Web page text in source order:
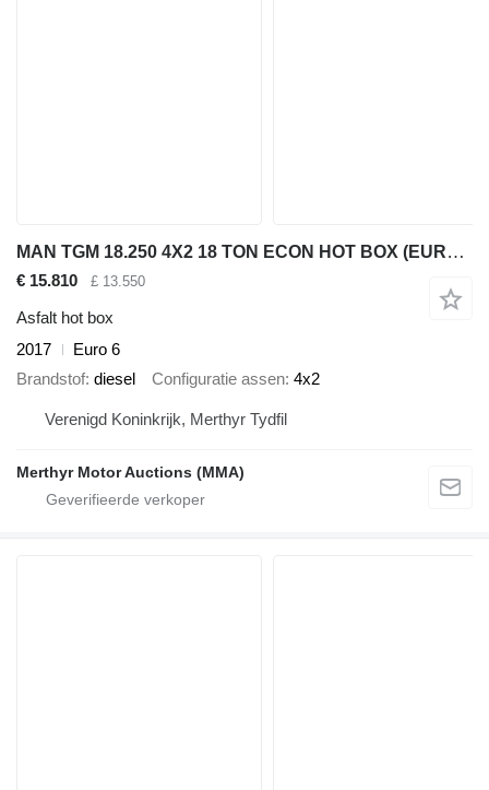
MAN TGM 18.250 4X2 18 TON ECON HOT BOX (EURO 6)
€ 15.810 £ 13.550
Asfalt hot box
2017
Euro 6
Brandstof diesel Configuratie assen 4x2
Verenigd Koninkrijk, Merthyr Tydfil
Merthyr Motor Auctions (MMA)